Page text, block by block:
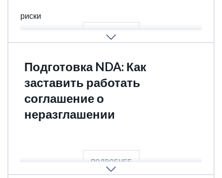
риски
ПОДРОБНЕЕ
Подготовка NDA: Как
заставить работать
соглашение о
неразглашении
ПОДРОБНЕЕ